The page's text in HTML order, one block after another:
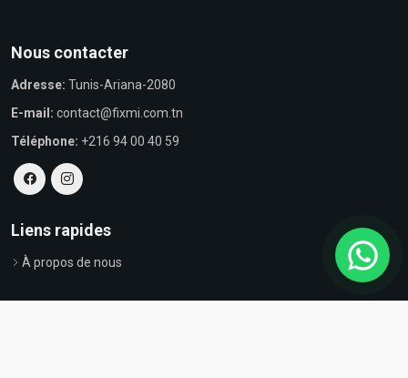
Nous contacter
Adresse: Tunis-Ariana-2080
E-mail: contact@fixmi.com.tn
Téléphone: +216 94 00 40 59
Liens rapides
À propos de nous